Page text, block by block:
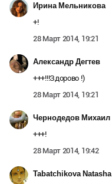
Ирина Мельникова
+!
28 Март 2014, 19:21
Александр Дегтев
+++!!!Здорово !)
28 Март 2014, 19:21
Чернодедов Михаил
+++!
28 Март 2014, 19:42
Tabatchikova Natasha